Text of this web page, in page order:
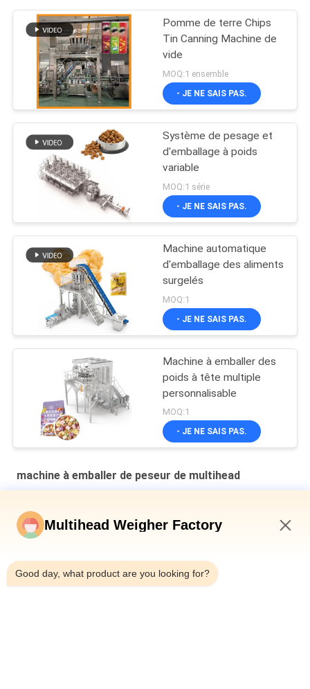
Pomme de terre Chips
Tin Canning Machine de
vide
MOQ:1 ensemble
- JE NE SAIS PAS.
Système de pesage et
d'emballage à poids
variable
MOQ:1 série
- JE NE SAIS PAS.
Machine automatique
d'emballage des aliments
surgelés
MOQ:1
- JE NE SAIS PAS.
Machine à emballer des
poids à tête multiple
personnalisable
MOQ:1
- JE NE SAIS PAS.
machine à emballer de peseur de multihead
multi-tête pesanteur de pain en sac
Multihead Weigher Factory
Good day, what product are you looking for?